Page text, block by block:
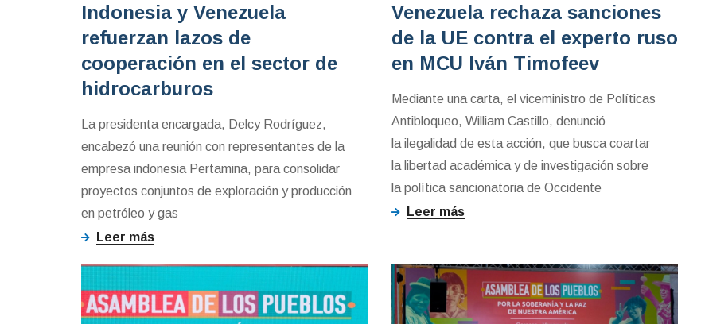
Indonesia y Venezuela
refuerzan lazos de
cooperación en el sector de
hidrocarburos
La presidenta encargada, Delcy Rodríguez,
encabezó una reunión con representantes de la
empresa indonesia Pertamina, para consolidar
proyectos conjuntos de exploración y producción
en petróleo y gas
Leer más
Venezuela rechaza sanciones
de la UE contra el experto ruso
en MCU Iván Timofeev
Mediante una carta, el viceministro de Políticas
Antibloqueo, William Castillo, denunció
la ilegalidad de esta acción, que busca coartar
la libertad académica y de investigación sobre
la política sancionatoria de Occidente
Leer más